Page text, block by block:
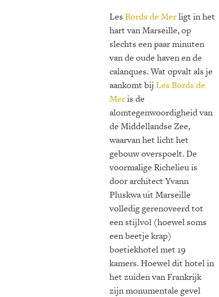
Les Bords de Merligt in het
hart van Marseille, op
slechts een paar minuten
van de oude haven en de
calanques. Wat opvalt als je
aankomt bij Les Bords de
Meris de
alomtegenwoordigheid van
de Middellandse Zee,
waarvan het licht het
gebouw overspoelt. De
voormalige Richelieu is
door architect Yvann
Pluskwa uit Marseille
volledig gerenoveerd tot
een stijlvol (hoewel soms
een beetje krap)
boetiekhotel met 19
kamers. Hoewel dit hotel in
het zuiden van Frankrijk
zijn monumentale gevel